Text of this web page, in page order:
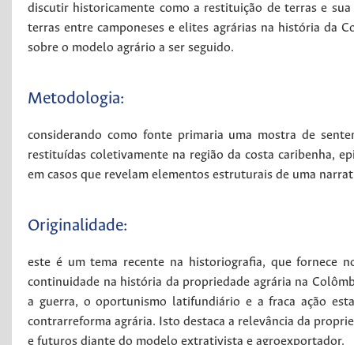
discutir historicamente como a restituição de terras e
terras entre camponeses e elites agrárias na história da
sobre o modelo agrário a ser seguido.
Metodologia:
considerando como fonte primaria uma mostra de
restituídas coletivamente na região da costa caribenha,
em casos que revelam elementos estruturais de uma
Originalidade:
este é um tema recente na historiografia, que fornece
continuidade na história da propriedade agrária na
a guerra, o oportunismo latifundiário e a fraca ação
contrarreforma agrária. Isto destaca a relevância da
e futuros diante do modelo extrativista e agroexportador.